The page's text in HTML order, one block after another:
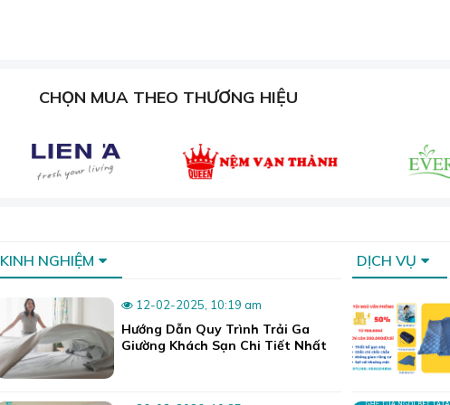
CHỌN MUA THEO THƯƠNG HIỆU
KINH NGHIỆM
12-02-2025, 10:19 am
Hướng Dẫn Quy Trình Trải Ga
Giường Khách Sạn Chi Tiết Nhất
DỊCH VỤ